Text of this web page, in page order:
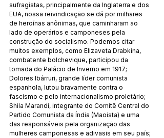
sufragistas, principalmente da Inglaterra e dos
EUA, nossa reivindicação se dá por milhares
de heroínas anônimas, que caminharam ao
lado de operários e camponeses pela
construção do socialismo. Podemos citar
muitos exemplos, como Elizaveta Drabkina,
combatente bolchevique, participou da
tomada do Palácio de Inverno em 1917;
Dolores Ibárruri, grande líder comunista
espanhola, lutou bravamente contra o
fascismo e pelo internacionalismo proletário;
Shila Marandi, integrante do Comitê Central do
Partido Comunista da Índia (Maoista) e uma
das responsáveis pela organização das
mulheres camponesas e adivasis em seu país;